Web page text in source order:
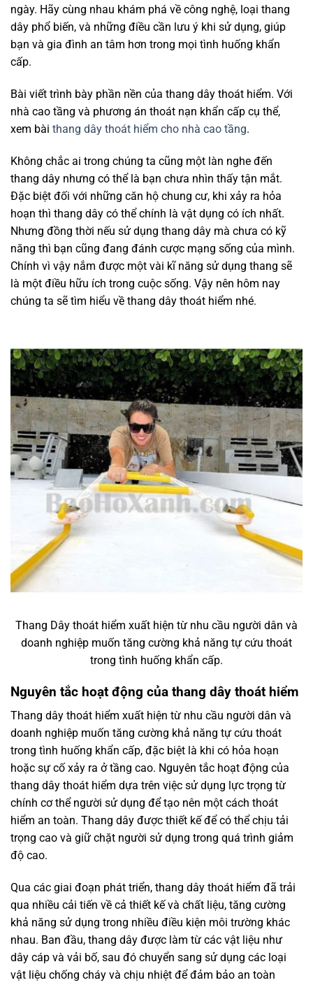
ngày. Hãy cùng nhau khám phá về công nghệ, loại thang
dây phổ biến, và những điều cần lưu ý khi sử dụng, giúp
bạn và gia đình an tâm hơn trong mọi tình huống khẩn
cấp.
Bài viết trình bày phần nền của thang dây thoát hiểm. Với
nhà cao tầng và phương án thoát nạn khẩn cấp cụ thể,
xem bài thang dây thoát hiểm cho nhà cao tầng.
Không chắc ai trong chúng ta cũng một làn nghe đến
thang dây nhưng có thể là bạn chưa nhìn thấy tận mắt.
Đặc biệt đối với những căn hộ chung cư, khi xảy ra hỏa
hoạn thì thang dây có thể chính là vật dụng có ích nhất.
Nhưng đồng thời nếu sử dụng thang dây mà chưa có kỹ
năng thì bạn cũng đang đánh cược mạng sống của mình.
Chính vì vậy nắm được một vài kĩ năng sử dụng thang sẽ
là một điều hữu ích trong cuộc sống. Vậy nên hôm nay
chúng ta sẽ tìm hiểu về thang dây thoát hiểm nhé.
Thang Dây thoát hiểm xuất hiện từ nhu cầu người dân và
doanh nghiệp muốn tăng cường khả năng tự cứu thoát
trong tình huống khẩn cấp.
Nguyên tắc hoạt động của thang dây thoát hiểm
Thang dây thoát hiểm xuất hiện từ nhu cầu người dân và
doanh nghiệp muốn tăng cường khả năng tự cứu thoát
trong tình huống khẩn cấp, đặc biệt là khi có hỏa hoạn
hoặc sự cố xảy ra ở tầng cao. Nguyên tắc hoạt động của
thang dây thoát hiểm dựa trên việc sử dụng lực trọng từ
chính cơ thể người sử dụng để tạo nên một cách thoát
hiểm an toàn. Thang dây được thiết kế để có thể chịu tải
trọng cao và giữ chặt người sử dụng trong quá trình giảm
độ cao.
Qua các giai đoạn phát triển, thang dây thoát hiểm đã trải
qua nhiều cải tiến về cả thiết kế và chất liệu, tăng cường
khả năng sử dụng trong nhiều điều kiện môi trường khác
nhau. Ban đầu, thang dây được làm từ các vật liệu như
dây cáp và vải bố, sau đó chuyển sang sử dụng các loại
vật liệu chống cháy và chịu nhiệt để đảm bảo an toàn